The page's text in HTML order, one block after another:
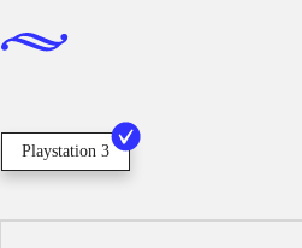
Playstation 3